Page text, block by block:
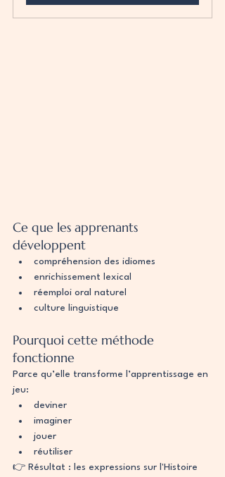
Ce que les apprenants
développent
compréhension des idiomes
enrichissement lexical
réemploi oral naturel
culture linguistique
Pourquoi cette méthode
fonctionne
Parce qu’elle transforme l’apprentissage en
jeu:
deviner
imaginer
jouer
réutiliser
👉 Résultat : les expressions sur l'Histoire